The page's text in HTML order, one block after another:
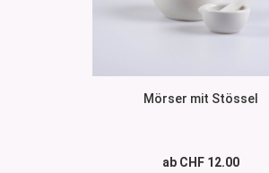
Mörser mit Stössel
ab CHF 12.00